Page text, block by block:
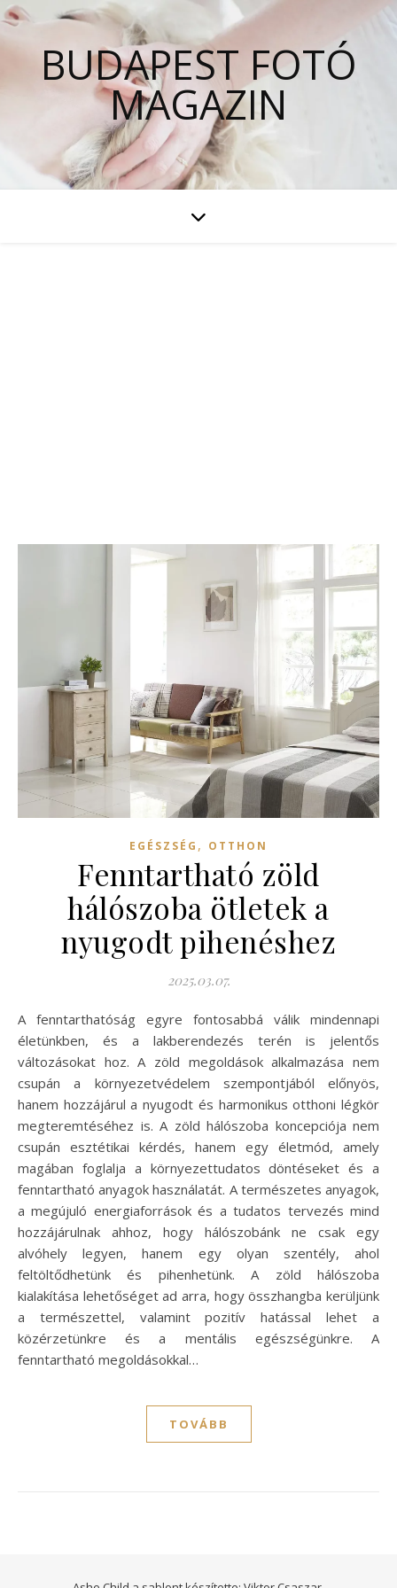
BUDAPEST FOTÓ
MAGAZIN
EGÉSZSÉG , OTTHON
Fenntartható zöld
hálószoba ötletek a
nyugodt pihenéshez
2025.03.07.
A fenntarthatóság egyre fontosabbá válik mindennapi
életünkben, és a lakberendezés terén is jelentős
változásokat hoz. A zöld megoldások alkalmazása nem
csupán a környezetvédelem szempontjából előnyös,
hanem hozzájárul a nyugodt és harmonikus otthoni légkör
megteremtéséhez is. A zöld hálószoba koncepciója nem
csupán esztétikai kérdés, hanem egy életmód, amely
magában foglalja a környezettudatos döntéseket és a
fenntartható anyagok használatát. A természetes anyagok,
a megújuló energiaforrások és a tudatos tervezés mind
hozzájárulnak ahhoz, hogy hálószobánk ne csak egy
alvóhely legyen, hanem egy olyan szentély, ahol
feltöltődhetünk és pihenhetünk. A zöld hálószoba
kialakítása lehetőséget ad arra, hogy összhangba kerüljünk
a természettel, valamint pozitív hatással lehet a
közérzetünkre és a mentális egészségünkre. A
fenntartható megoldásokkal…
TOVÁBB